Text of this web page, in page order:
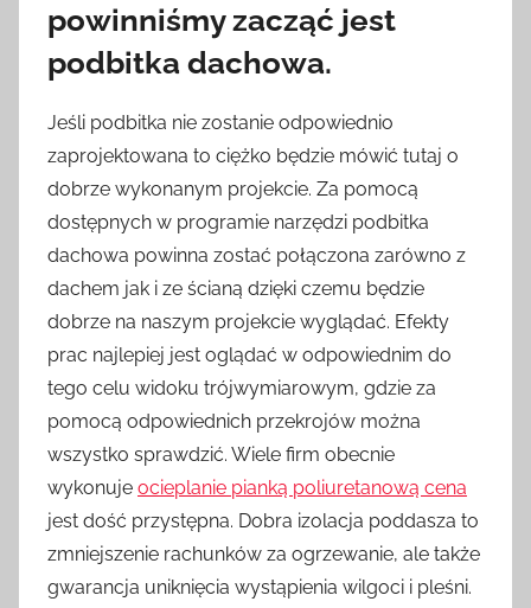
powinniśmy zacząć jest
podbitka dachowa.
Jeśli podbitka nie zostanie odpowiednio
zaprojektowana to ciężko będzie mówić tutaj o
dobrze wykonanym projekcie. Za pomocą
dostępnych w programie narzędzi podbitka
dachowa powinna zostać połączona zarówno z
dachem jak i ze ścianą dzięki czemu będzie
dobrze na naszym projekcie wyglądać. Efekty
prac najlepiej jest oglądać w odpowiednim do
tego celu widoku trójwymiarowym, gdzie za
pomocą odpowiednich przekrojów można
wszystko sprawdzić. Wiele firm obecnie
wykonuje ocieplanie pianką poliuretanową cena
jest dość przystępna. Dobra izolacja poddasza to
zmniejszenie rachunków za ogrzewanie, ale także
gwarancja uniknięcia wystąpienia wilgoci i pleśni.